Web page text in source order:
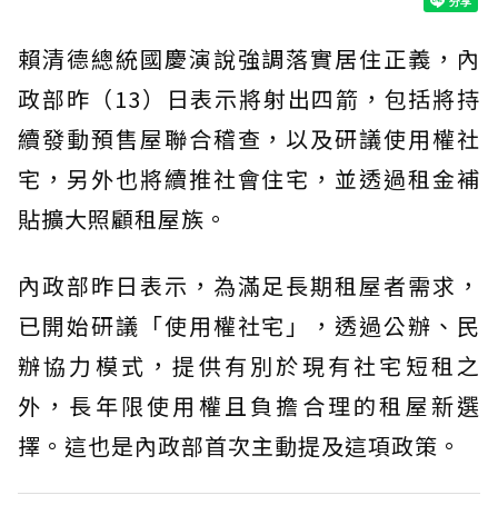
賴清德總統國慶演說強調落實居住正義，內
政部昨（13）日表示將射出四箭，包括將持
續發動預售屋聯合稽查，以及研議使用權社
宅，另外也將續推社會住宅，並透過租金補
貼擴大照顧租屋族。
內政部昨日表示，為滿足長期租屋者需求，
已開始研議「使用權社宅」，透過公辦、民
辦協力模式，提供有別於現有社宅短租之
外，長年限使用權且負擔合理的租屋新選
擇。這也是內政部首次主動提及這項政策。